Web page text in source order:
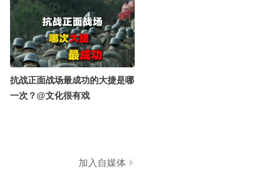
抗战正面战场最成功的大捷是哪
一次？@文化很有戏
加入自媒体